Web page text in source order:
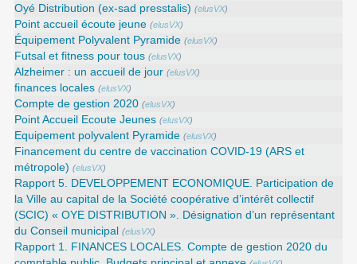
Oyé Distribution (ex-sad presstalis) (elusVX)
Point accueil écoute jeune (elusVX)
Équipement Polyvalent Pyramide (elusVX)
Futsal et fitness pour tous (elusVX)
Alzheimer : un accueil de jour (elusVX)
finances locales (elusVX)
Compte de gestion 2020 (elusVX)
Point Accueil Ecoute Jeunes (elusVX)
Equipement polyvalent Pyramide (elusVX)
Financement du centre de vaccination COVID-19 (ARS et
métropole) (elusVX)
Rapport 5. DEVELOPPEMENT ECONOMIQUE. Participation de
la Ville au capital de la Société coopérative d’intérêt collectif
(SCIC) « OYE DISTRIBUTION ». Désignation d’un représentant
du Conseil municipal
(elusVX)
Rapport 1. FINANCES LOCALES. Compte de gestion 2020 du